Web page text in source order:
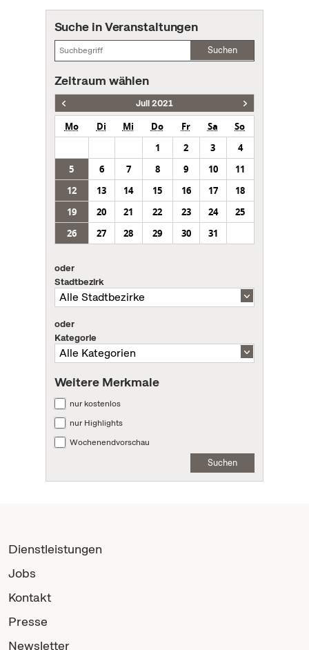
Suche in Veranstaltungen
Suchen
Zeitraum wählen
Juli 2021
Mo Di Mi Do Fr Sa
So
1
2 3
4
5
6 7 8 9 10
11
12
13 14 15 16 17
18
19
20 21 22 23 24
25
26
27 28 29 30 31
oder
Stadtbezirk
oder
Kategorie
Weitere Merkmale
nur kostenlos
nur Highlights
Wochenendvorschau
Suchen
Dienstleistungen
Jobs
Kontakt
Presse
Newsletter